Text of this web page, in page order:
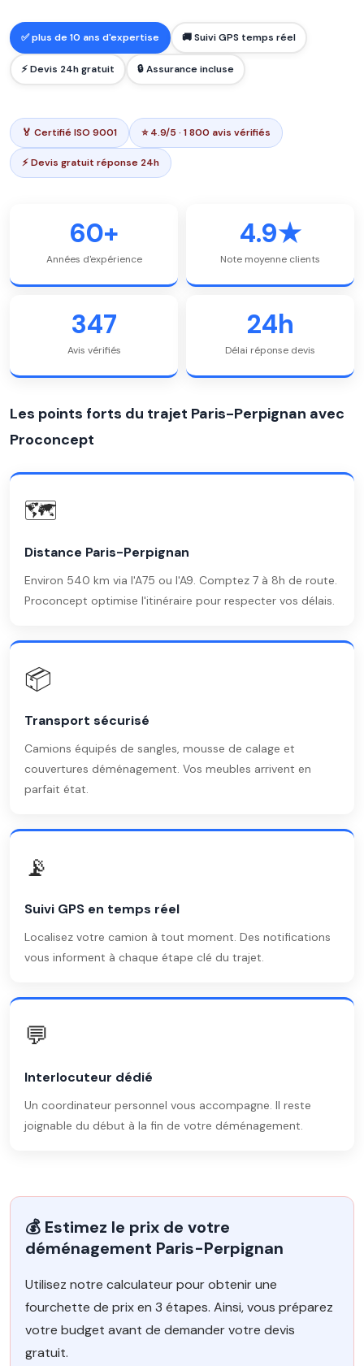
✅ plus de 10 ans d'expertise 🚚 Suivi GPS temps réel
⚡ Devis 24h gratuit 🔒 Assurance incluse
🏅 Certifié ISO 9001 ⭐ 4.9/5 · 1 800 avis vérifiés
⚡ Devis gratuit réponse 24h
60+
Années d'expérience
4.9★
Note moyenne clients
347
Avis vérifiés
24h
Délai réponse devis
Les points forts du trajet Paris-Perpignan avec
Proconcept
🗺️
Distance Paris-Perpignan
Environ 540 km via l'A75 ou l'A9. Comptez 7 à 8h de route.
Proconcept optimise l'itinéraire pour respecter vos délais.
📦
Transport sécurisé
Camions équipés de sangles, mousse de calage et
couvertures déménagement. Vos meubles arrivent en
parfait état.
📡
Suivi GPS en temps réel
Localisez votre camion à tout moment. Des notifications
vous informent à chaque étape clé du trajet.
💬
Interlocuteur dédié
Un coordinateur personnel vous accompagne. Il reste
joignable du début à la fin de votre déménagement.
💰 Estimez le prix de votre
déménagement Paris-Perpignan
Utilisez notre calculateur pour obtenir une
fourchette de prix en 3 étapes. Ainsi, vous préparez
votre budget avant de demander votre devis
gratuit.